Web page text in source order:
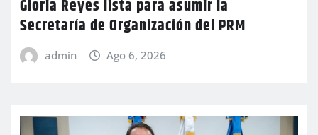
Gloria Reyes lista para asumir la
Secretaría de Organización del PRM
admin Ago 6, 2026